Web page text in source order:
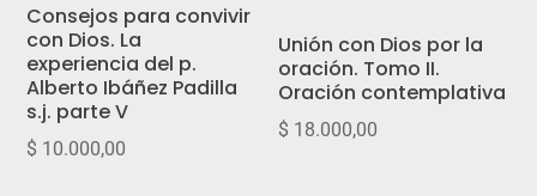
Consejos para convivir
con Dios. La
experiencia del p.
Alberto Ibáñez Padilla
s.j. parte V
$ 10.000,00
Unión con Dios por la
oración. Tomo II.
Oración contemplativa
$ 18.000,00